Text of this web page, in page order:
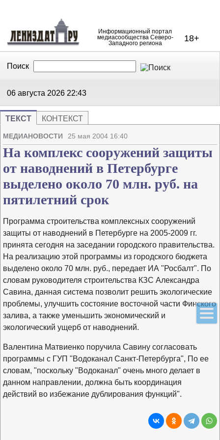
Информационный портал
медиасообщества Северо-
Западного региона
18+
Поиск
06 августа 2026 22:43
ТЕКСТ КОНТЕКСТ
МЕДИАНОВОСТИ 25 мая 2004 16:40
На комплекс сооружений защиты
от наводнений в Петербурге
выделено около 70 млн. руб. на
пятилетний срок
Программа строительства комплексных сооружений
защиты от наводнений в Петербурге на 2005-2009 гг.
принята сегодня на заседании городского правительства.
На реализацию этой программы из городского бюджета
выделено около 70 млн. руб., передает ИА "Росбалт". По
словам руководителя строительства КЗС Александра
Савина, данная система позволит решить экологические
проблемы, улучшить состояние восточной части Финского
залива, а также уменьшить экономический и
экологический ущерб от наводнений.
Валентина Матвиенко поручила Савину согласовать
программы с ГУП "Водоканал Санкт-Петербурга", По ее
словам, "поскольку "Водоканал" очень много делает в
данном направлении, должна быть координация
действий во избежание дублирования функций".